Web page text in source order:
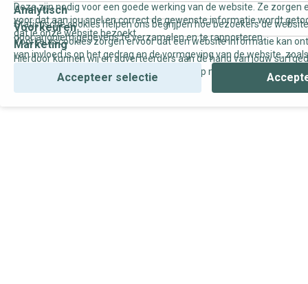
Deze zijn nodig voor een goede werking van de website. Ze zorgen
voor dat aan jou snel en correct de gewenste informatie wordt
dat je onze website bezoekt.
Analytisch
Statistische cookies helpen ons begrijpen hoe bezoekers de
door anoniem gegevens te verzamelen en te rapporteren.
Voorkeuren
Voorkeurscookies zorgen ervoor dat een website informatie kan
van invloed is op het gedrag en de vormgeving van de website,
Marketing
Hierdoor kunnen wij en adverteerders aan de hand van jouw
gepersonaliseerde online advertenties en op maat gemaakte
Accepteer selectie